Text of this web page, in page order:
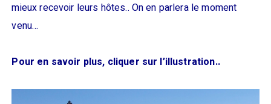
mieux recevoir leurs hôtes.. On en parlera le moment
venu…
Pour en savoir plus, cliquer sur l’illustration..